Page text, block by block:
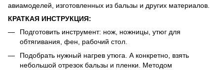
авиамоделей, изготовленных из бальзы и других материалов.
КРАТКАЯ ИНСТРУКЦИЯ:
Подготовить инструмент: нож, ножницы, утюг для
обтягивания, фен, рабочий стол.
Подобрать нужный нагрев утюга. А конкретно, взять
небольшой отрезок бальзы и пленки. Методом